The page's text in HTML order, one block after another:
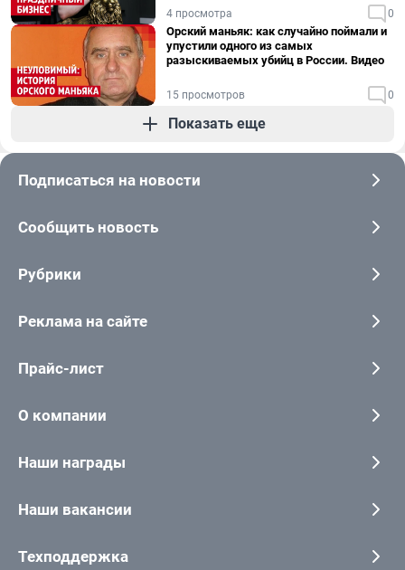
4 просмотра 0
Орский маньяк: как случайно поймали и
упустили одного из самых
разыскиваемых убийц в России. Видео
15 просмотров 0
Показать еще
Подписаться на новости
Сообщить новость
Рубрики
Реклама на сайте
Прайс-лист
О компании
Наши награды
Наши вакансии
Техподдержка